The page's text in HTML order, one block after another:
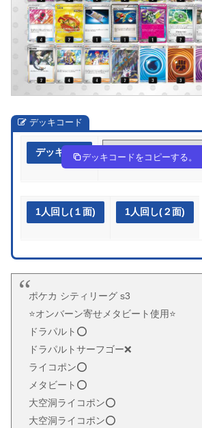
デッキコード
デッキ作成 LnnN9g-1eX9Pw-QggnHn
デッキコードをコピーする。
1人回し(１面) 1人回し(２面)
ポケカ シティリーグ s3
⭐️オンバーン寄せメタビート使用⭐️
ドラパルト⭕️
ドラパルトサーフゴー❌
ライコポン⭕️
メタビート⭕️
大空洞ライコポン⭕️
大空洞ライコポン⭕️